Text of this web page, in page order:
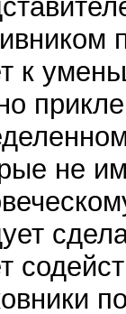
к
не